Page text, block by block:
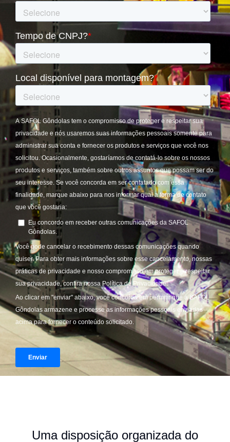
Uma disposição organizada do